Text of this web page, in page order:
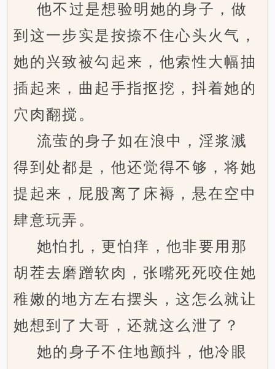
他不过是想验明她的身子，做
到这一步实是按捺不住心头火气，
她的兴致被勾起来，他索性大幅抽
插起来，曲起手指抠挖，抖着她的
穴肉翻搅。
流萤的身子如在浪中，淫浆溅
得到处都是，他还觉得不够，将她
提起来，屁股离了床褥，悬在空中
肆意玩弄。
她怕扎，更怕痒，他非要用那
胡茬去磨蹭软肉，张嘴死死咬住她
稚嫩的地方左右摆头，这怎么就让
她想到了大哥，还就这么泄了？
她的身子不住地颤抖，他冷眼